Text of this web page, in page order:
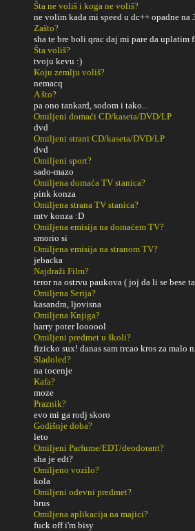
Šta ne voliš i koga ne voliš?
ne volim kada mi speed u dc++ opadne na
Zašto?
sha te bre boli qrac daj mi pare da uplatim
Šta voliš?
tvoju kevu :)
Koju zemlju voliš?
nemacq
A što?
pa ono tankard, sodom i tako...
Omiljeni domaći CD/kaseta/DVD/LP
dvd
Omiljeni strani CD/kaseta/DVD/LP
dvd
Omiljeni sport?
sado-mazo
Omiljena domaća TV stanica?
pink konza
Omiljena strana TV stanica?
mtv konza :D
Omiljena emisija na domaćem TV?
smorio si
Omiljena emisija na stranom TV?
jebacka
Najdraži Film?
teror na ostrvu paukova ( joj da li se bese
Omiljena Serija?
kasandra, ljovisna
Omiljena Knjiga?
harry poter loooool
Omiljeni predmet u školi?
fizicko sux! danas sam trcao kros za malo
Sladoled?
na tocenje
Kafa?
moze
Praznik?
evo mi ga rodj skoro
Godišnje doba?
leto
Omiljeni Parfume/EDT/deodorant?
sha je edt?
Omiljeno vozilo?
kola
Omiljeni odevni predmet?
brus
Omiljena aplikacija na majici?
fuck off i'm bisy